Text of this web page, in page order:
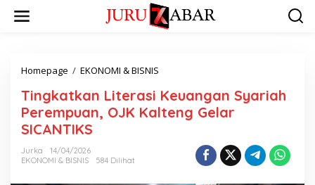
Homepage / EKONOMI & BISNIS
Tingkatkan Literasi Keuangan Syariah
Perempuan, OJK Kalteng Gelar
SICANTIKS
Jurka
14/04/2026
EKONOMI & BISNIS
584 Dilihat